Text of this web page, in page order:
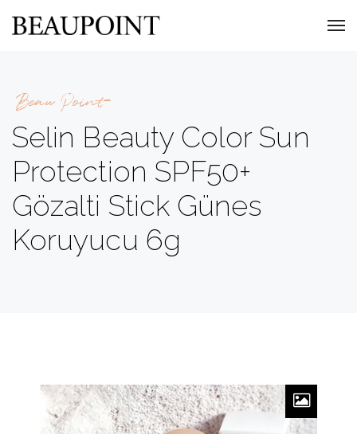
Beau Point
Selin Beauty Color Sun
Protection SPF50+
Gözalti Stick Günes
Koruyucu 6g